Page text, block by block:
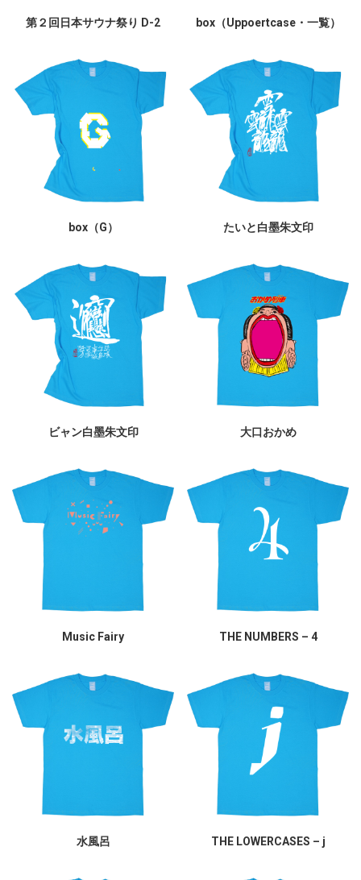
第２回日本サウナ祭り D-2 box（Uppoertcase・一覧）
box（G） たいと白墨朱文印
ビャン白墨朱文印 大口おかめ
Music Fairy THE NUMBERS – 4
水風呂 THE LOWERCASES – j